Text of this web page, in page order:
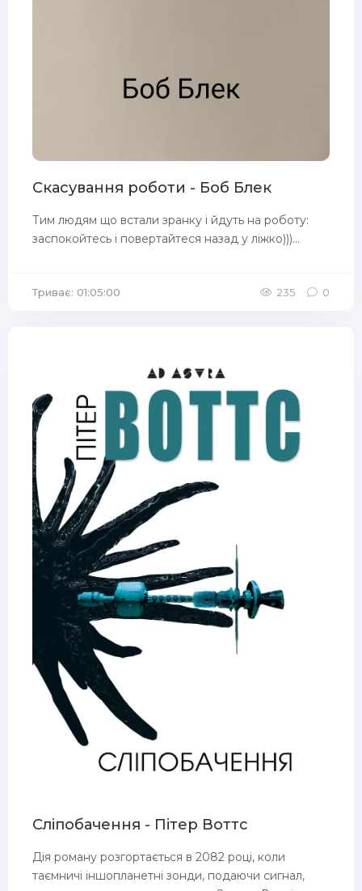
Скасування роботи - Боб Блек
Тим людям що встали зранку і йдуть на роботу:
заспокойтесь і повертайтеся назад у ліжко)))...
Триває: 01:05:00 235 0
Сліпобачення - Пітер Воттс
Дія роману розгортається в 2082 році, коли
таємничі іншопланетні зонди, подаючи сигнал,